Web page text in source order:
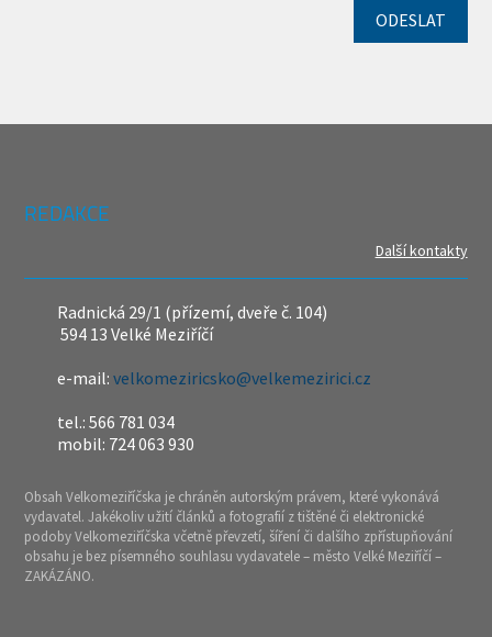
REDAKCE
Další kontakty
Radnická 29/1 (přízemí, dveře č. 104)
594 13 Velké Meziříčí
e-mail:velkomeziricsko@velkemezirici.cz
tel.: 566 781 034
mobil: 724 063 930
Obsah Velkomeziříčska je chráněn autorským právem, které vykonává
vydavatel. Jakékoliv užití článků a fotografií z tištěné či elektronické
podoby Velkomeziříčska včetně převzetí, šíření či dalšího zpřístupňování
obsahu je bez písemného souhlasu vydavatele – město Velké Meziříčí –
ZAKÁZÁNO.